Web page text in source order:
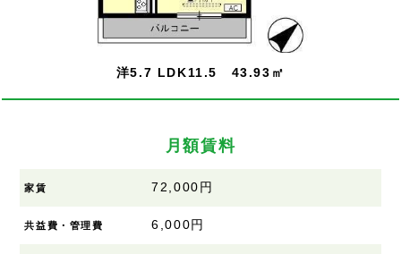
洋5.7 LDK11.5 43.93㎡
月額賃料
家賃 72,000円
共益費・管理費 6,000円